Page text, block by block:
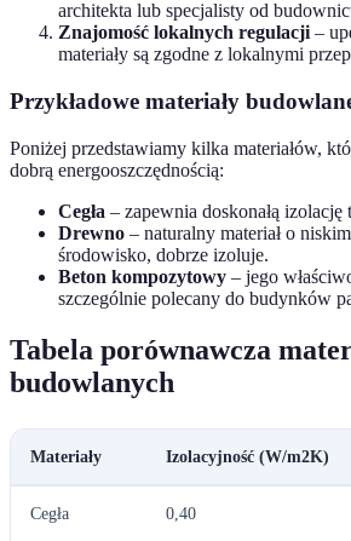
architekta lub specjalisty od
Znajomość lokalnych regulacji–
materiały są zgodne z lokalnymi
Przykładowe materiały
Poniżej przedstawiamy kilka materiałów,
dobrą energooszczędnością:
Cegła – zapewnia doskonałą
Drewno – naturalny materiał o
środowisko, dobrze izoluje.
Beton kompozytowy – jego
szczególnie polecany do budynków
Tabela porównawcza
budowlanych
Materiały Izolacyjność (W/m2K)
Cegła 0,40